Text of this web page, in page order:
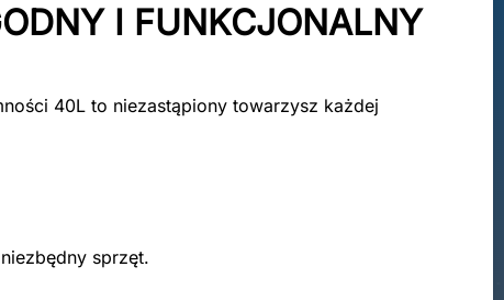
I FUNKCJONALNY
40L to niezastąpiony towarzysz każdej
sprzęt.